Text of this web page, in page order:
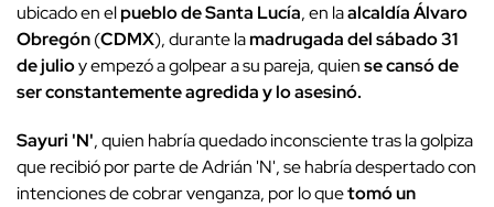
ubicado en elpueblo de Santa Lucía, en laalcaldía Álvaro
Obregón(CDMX), durante lamadrugada del sábado 31
de julioy empezó a golpear a su pareja, quiense cansó de
ser constantemente agredida y lo asesinó.
Sayuri 'N', quien habría quedado inconsciente tras la golpiza
que recibió por parte de Adrián 'N', se habría despertado con
intenciones de cobrar venganza, por lo quetomó un